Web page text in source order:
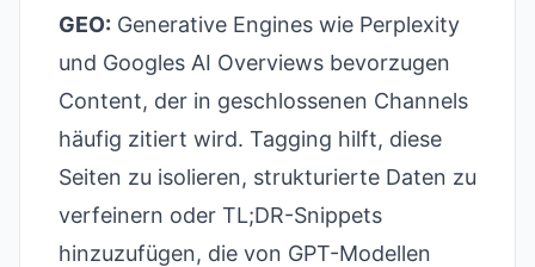
GEO: Generative Engines wie Perplexity
und Googles AI Overviews bevorzugen
Content, der in geschlossenen Channels
häufig zitiert wird. Tagging hilft, diese
Seiten zu isolieren, strukturierte Daten zu
verfeinern oder TL;DR-Snippets
hinzuzufügen, die von GPT-Modellen